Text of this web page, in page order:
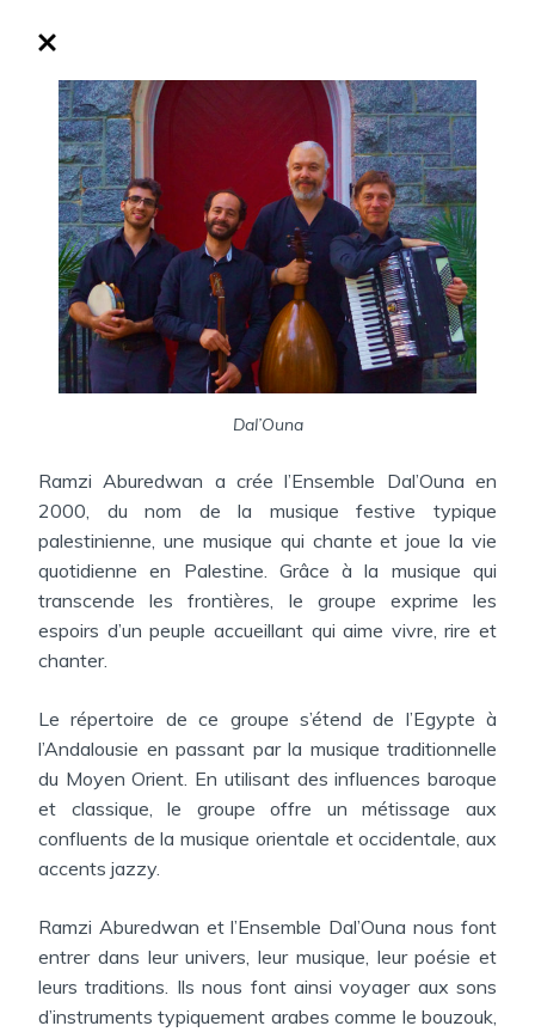
Dal’Ouna
Ramzi Aburedwan a crée l’Ensemble Dal’Ouna en
2000, du nom de la musique festive typique
palestinienne, une musique qui chante et joue la vie
quotidienne en Palestine. Grâce à la musique qui
transcende les frontières, le groupe exprime les
espoirs d’un peuple accueillant qui aime vivre, rire et
chanter.
Le répertoire de ce groupe s’étend de l’Egypte à
l’Andalousie en passant par la musique traditionnelle
du Moyen Orient. En utilisant des influences baroque
et classique, le groupe offre un métissage aux
confluents de la musique orientale et occidentale, aux
accents jazzy.
Ramzi Aburedwan et l’Ensemble Dal’Ouna nous font
entrer dans leur univers, leur musique, leur poésie et
leurs traditions. Ils nous font ainsi voyager aux sons
d’instruments typiquement arabes comme le bouzouk,